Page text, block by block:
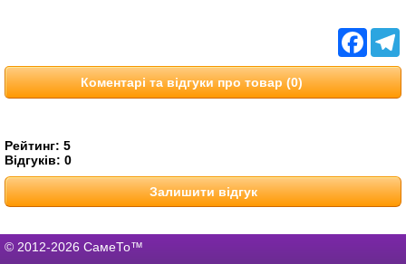
Коментарі та відгуки про товар (0)
Рейтинг: 5
Відгуків: 0
Залишити відгук
© 2012-2026 СамеТо™